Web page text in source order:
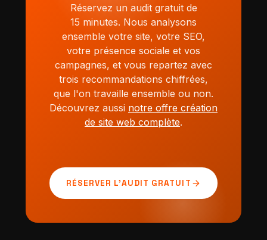
Réservez un audit gratuit de
15 minutes. Nous analysons
ensemble votre site, votre SEO,
votre présence sociale et vos
campagnes, et vous repartez avec
trois recommandations chiffrées,
que l'on travaille ensemble ou non.
Découvrez aussi notre offre création
de site web complète.
RÉSERVER L'AUDIT GRATUIT arrow_forward